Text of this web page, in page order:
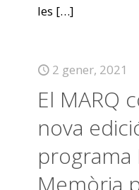
les […]
2 gener, 2021
El MARQ
nova
programa
Memòria